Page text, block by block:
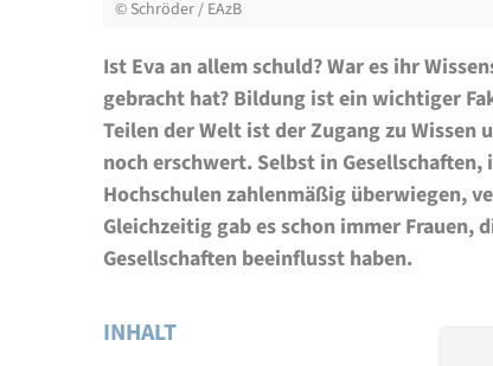
© Schröder / EAzB
Ist Eva an allem schuld? War es ihr
gebracht hat? Bildung ist ein wichtiger
Teilen der Welt ist der Zugang zu Wissen
noch erschwert. Selbst in
Hochschulen zahlenmäßig überwiegen,
Gleichzeitig gab es schon immer Frauen,
Gesellschaften beeinflusst haben.
INHALT